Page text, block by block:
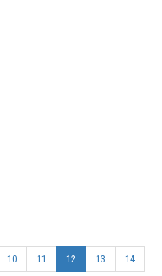
10 11 12 13 14